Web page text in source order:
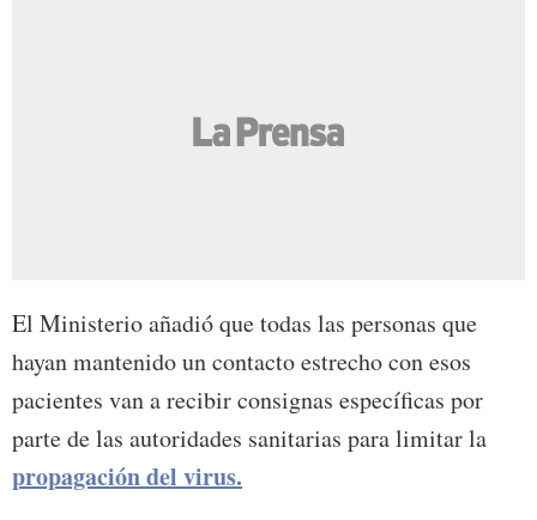
El Ministerio añadió que todas las personas que
hayan mantenido un contacto estrecho con esos
pacientes van a recibir consignas específicas por
parte de las autoridades sanitarias para limitar la
propagación del virus.